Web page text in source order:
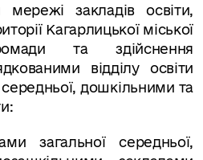
мережі закладів освіти,
Кагарлицької міської
та здійснення
відділу освіти
дошкільними та
загальної середньої,